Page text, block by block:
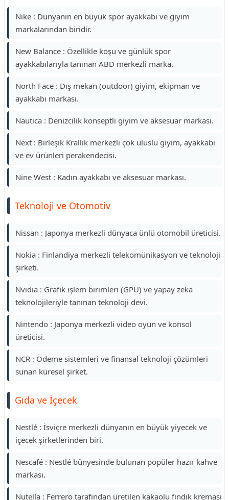
Nike : Dünyanın en büyük spor ayakkabı ve giyim
markalarından biridir.
New Balance : Özellikle koşu ve günlük spor
ayakkabılarıyla tanınan ABD merkezli marka.
North Face : Dış mekan (outdoor) giyim, ekipman ve
ayakkabı markası.
Nautica : Denizcilik konseptli giyim ve aksesuar markası.
Next : Birleşik Krallık merkezli çok uluslu giyim, ayakkabı
ve ev ürünleri perakendecisi.
Nine West : Kadın ayakkabı ve aksesuar markası.
Teknoloji ve Otomotiv
Nissan : Japonya merkezli dünyaca ünlü otomobil üreticisi.
Nokia : Finlandiya merkezli telekomünikasyon ve teknoloji
şirketi.
Nvidia : Grafik işlem birimleri (GPU) ve yapay zeka
teknolojileriyle tanınan teknoloji devi.
Nintendo : Japonya merkezli video oyun ve konsol
üreticisi.
NCR : Ödeme sistemleri ve finansal teknoloji çözümleri
sunan küresel şirket.
Gıda ve İçecek
Nestlé : İsviçre merkezli dünyanın en büyük yiyecek ve
içecek şirketlerinden biri.
Nescafé : Nestlé bünyesinde bulunan popüler hazır kahve
markası.
Nutella : Ferrero tarafından üretilen kakaolu fındık kreması